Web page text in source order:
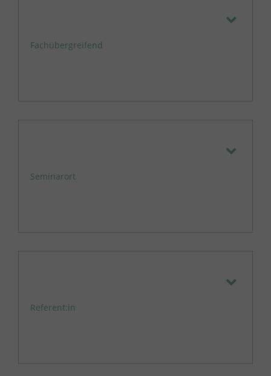
Fachübergreifend
Seminarort
Referent:in